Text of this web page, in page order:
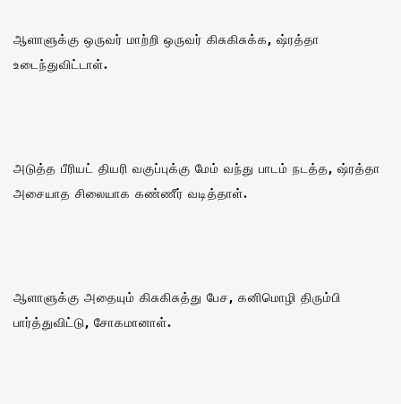
ஆளாளுக்கு ஒருவர் மாற்றி ஒருவர் கிசுகிசுக்க, ஷ்ரத்தா
உடைந்துவிட்டாள்.
அடுத்த பீரியட் தியரி வகுப்புக்கு மேம் வந்து பாடம் நடத்த, ஷ்ரத்தா
அசையாத சிலையாக கண்ணீர் வடித்தாள்.
ஆளாளுக்கு அதையும் கிசுகிசுத்து பேச, கனிமொழி திரும்பி
பார்த்துவிட்டு, சோகமானாள்.